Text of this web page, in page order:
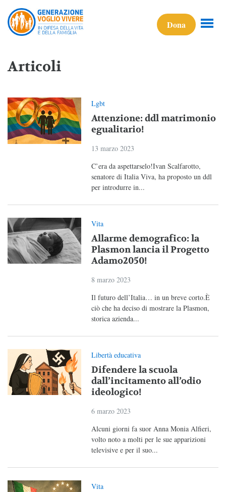
Dona
Articoli
Lgbt
Attenzione: ddl matrimonio
egualitario!
13 marzo 2023
C’era da aspettarselo!Ivan Scalfarotto,
senatore di Italia Viva, ha proposto un ddl
per introdurre in...
Vita
Allarme demografico: la
Plasmon lancia il Progetto
Adamo2050!
8 marzo 2023
Il futuro dell’Italia… in un breve corto.È
ciò che ha deciso di mostrare la Plasmon,
storica azienda...
Libertà educativa
Difendere la scuola
dall’incitamento all’odio
ideologico!
6 marzo 2023
Alcuni giorni fa suor Anna Monia Alfieri,
volto noto a molti per le sue apparizioni
televisive e per il suo...
Vita